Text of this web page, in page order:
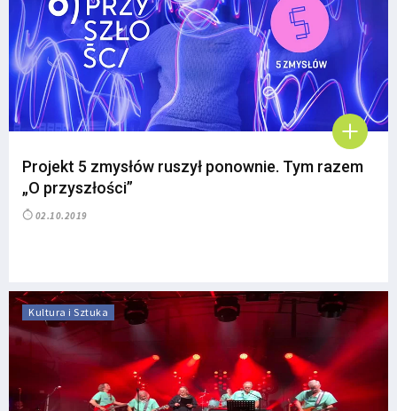
Projekt 5 zmysłów ruszył ponownie. Tym razem
„O przyszłości”
02.10.2019
Kultura i Sztuka